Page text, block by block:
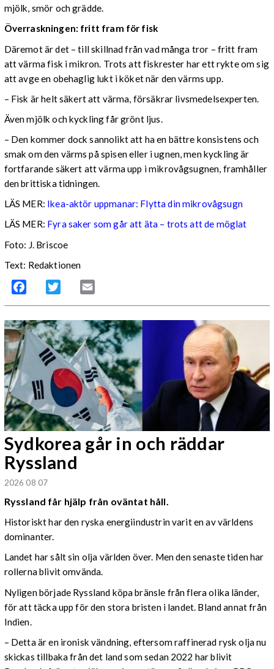
mjölk, smör och grädde.
Överraskningen: fritt fram för fisk
Däremot är det – till skillnad från vad många tror – fritt fram
att värma fisk i mikron. Trots att fiskrester har ett rykte om sig
att avge en obehaglig lukt i köket när den värms upp.
– Fisk är helt säkert att värma, försäkrar livsmedelsexperten.
Även mjölk och kyckling får grönt ljus.
– Den kommer dock sannolikt att ha en bättre konsistens och
smak om den värms på spisen eller i ugnen, men kyckling är
fortfarande säkert att värma upp i mikrovågsugnen, framhåller
den brittiska tidningen.
LÄS MER: Ikea-aktör uppmanar: Flytta din mikrovågsugn
LÄS MER: Fyra saker som går att äta – trots att de möglat
Foto: J. Briscoe
Text: Redaktionen
Facebook Twitter
Sydkorea går in och räddar
Ryssland
2026 08 07
Ryssland får hjälp från oväntat håll.
Historiskt har den ryska energiindustrin varit en av världens
dominanter.
Landet har sålt sin olja världen över. Men den senaste tiden har
rollerna blivit omvända.
Nyligen började Ryssland köpa bränsle från flera olika länder,
för att täcka upp för den stora bristen i landet. Bland annat från
Indien.
– Detta är en ironisk vändning, eftersom raffinerad rysk olja nu
skickas tillbaka från det land som sedan 2022 har blivit